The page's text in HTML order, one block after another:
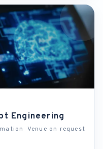
Engineering
Venue on request